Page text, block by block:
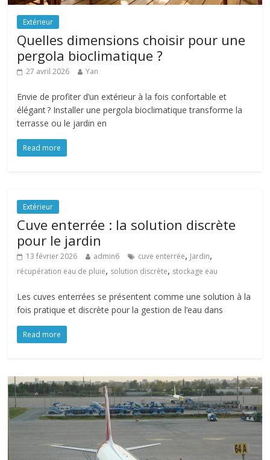
Extérieur
Quelles dimensions choisir pour une
pergola bioclimatique ?
27 avril 2026 Yan
Envie de profiter d’un extérieur à la fois confortable et
élégant ? Installer une pergola bioclimatique transforme la
terrasse ou le jardin en
Read more
Extérieur
Cuve enterrée : la solution discrète
pour le jardin
13 février 2026 admin6 cuve enterrée, Jardin,
récupération eau de pluie, solution discrète, stockage eau
Les cuves enterrées se présentent comme une solution à la
fois pratique et discrète pour la gestion de l’eau dans
Read more